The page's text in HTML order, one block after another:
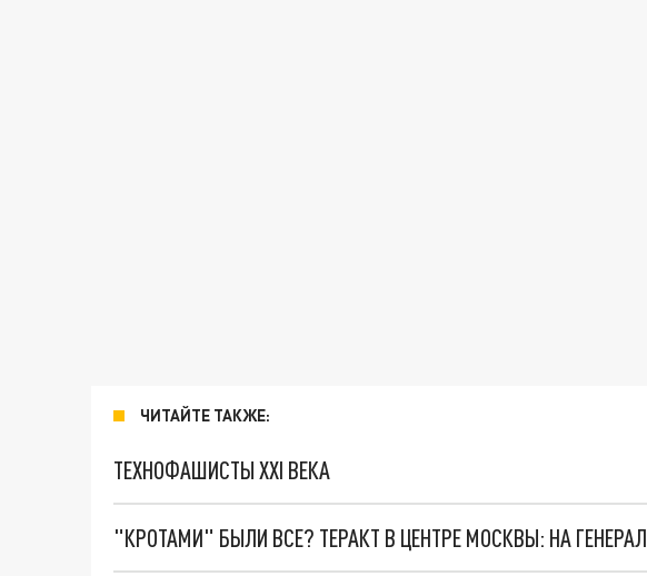
ЧИТАЙТЕ ТАКЖЕ:
ТЕХНОФАШИСТЫ XXI ВЕКА
"КРОТАМИ" БЫЛИ ВСЕ? ТЕРАКТ В ЦЕНТРЕ МОСКВЫ: НА